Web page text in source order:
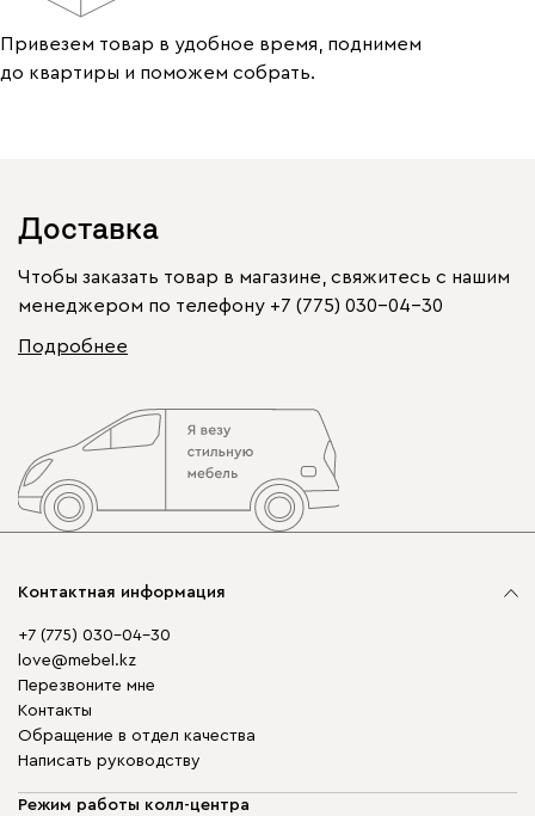
Привезем товар в удобное время, поднимем
до квартиры и поможем собрать.
Доставка
Чтобы заказать товар в магазине, свяжитесь с нашим
менеджером по телефону +7 (775) 030-04-30
Подробнее
Контактная информация
+7 (775) 030-04-30
love@mebel.kz
Перезвоните мне
Контакты
Обращение в отдел качества
Написать руководству
Режим работы колл-центра